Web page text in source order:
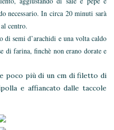
necessario. In circa 20 minuti sarà
centro.
di semi d’arachidi e una volta caldo
di farina, finchè non erano dorate e
poco più di un cm di filetto di
e affiancato dalle taccole